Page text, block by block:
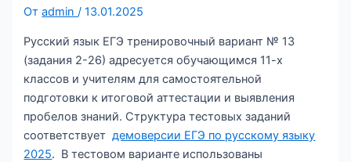
Отadmin/13.01.2025
Русский язык ЕГЭ тренировочный вариант № 13
(задания 2-26) адресуется обучающимся 11-х
классов и учителям для самостоятельной
подготовки к итоговой аттестации и выявления
пробелов знаний. Структура тестовых заданий
соответствуетдемоверсии ЕГЭ по русскому языку
2025. В тестовом варианте использованы